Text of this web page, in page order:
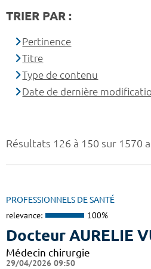
Résultats 126 à 150 sur 1570
PROFESSIONNELS DE SANTÉ
relevance: 100%
Docteur AURELIE
Médecin chirurgie
29/04/2026 09:50
TRIER PAR :
Pertinence
Titre
Type de contenu
Date de dernière